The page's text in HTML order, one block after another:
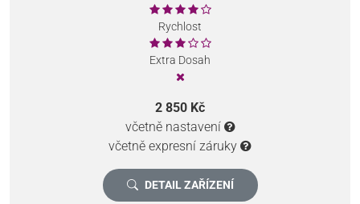
Rychlost
Extra Dosah
2 850 Kč
včetně nastavení
včetně expresní záruky
DETAIL ZAŘÍZENÍ